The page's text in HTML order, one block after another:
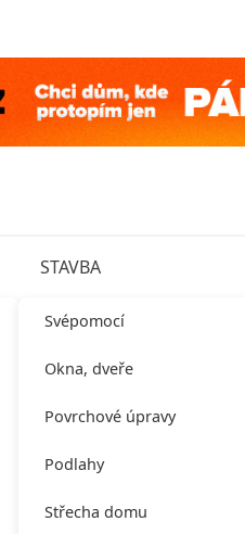
STAVBA
Svépomocí
Okna, dveře
Povrchové úpravy
Podlahy
Střecha domu